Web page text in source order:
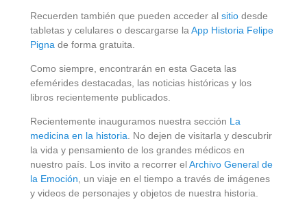
Recuerden también que pueden acceder al sitio desde
tabletas y celulares o descargarse la App Historia Felipe
Pigna de forma gratuita.
Como siempre, encontrarán en esta Gaceta las
efemérides destacadas, las noticias históricas y los
libros recientemente publicados.
Recientemente inauguramos nuestra sección La
medicina en la historia . No dejen de visitarla y descubrir
la vida y pensamiento de los grandes médicos en
nuestro país. Los invito a recorrer el Archivo General de
la Emoción , un viaje en el tiempo a través de imágenes
y videos de personajes y objetos de nuestra historia.